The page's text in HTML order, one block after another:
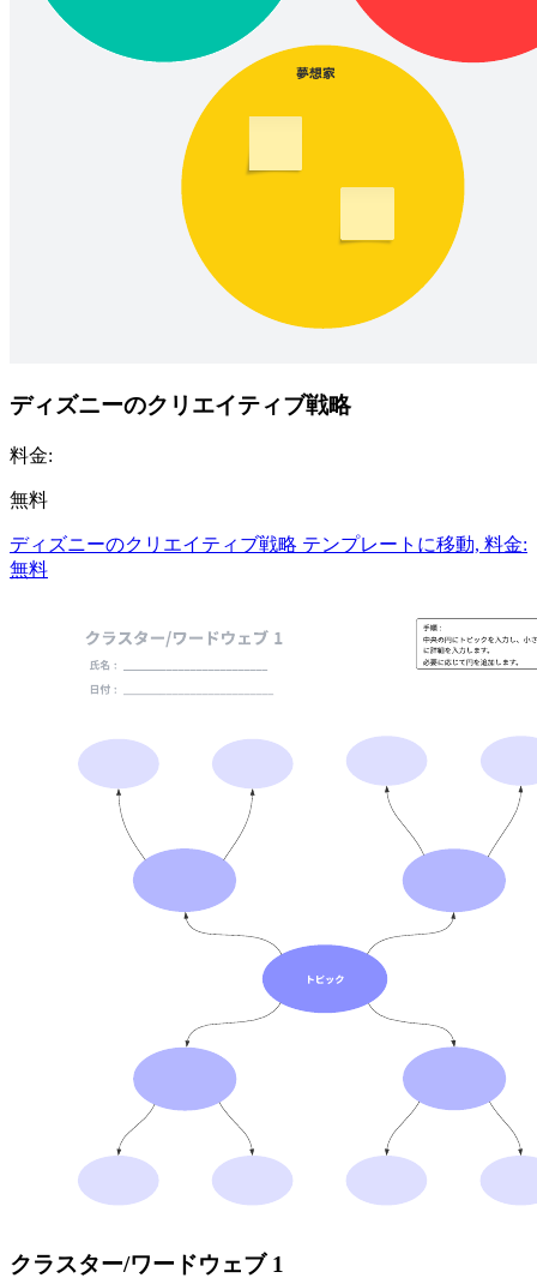
ディズニーのクリエイティブ戦略
料金:
無料
ディズニーのクリエイティブ戦略 テンプレートに移動, 料金:
無料
クラスター/ワードウェブ 1